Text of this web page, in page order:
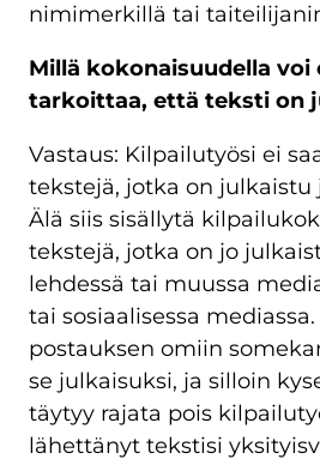
nimimerkillä tai
Millä kokonaisuudella voi
tarkoittaa, että teksti on
Vastaus: Kilpailutyösi ei
tekstejä, jotka on julkaistu
Älä siis sisällytä
tekstejä, jotka on jo
lehdessä tai muussa
tai sosiaalisessa
postauksen omiin
se julkaisuksi, ja silloin
täytyy rajata pois
lähettänyt tekstisi